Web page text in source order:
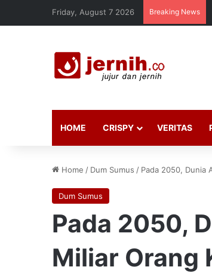
Friday, August 7 2026 Breaking News
HOME CRISPY VERITAS
Home / Dum Sumus / Pada 2050, Dunia
Dum Sumus
Pada 2050,
Miliar Orang